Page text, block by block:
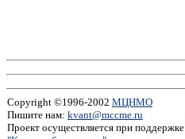
Copyright ©1996-2002 МЦНМО
Пишите нам: kvant@mccme.ru
Проект осуществляется при поддержке